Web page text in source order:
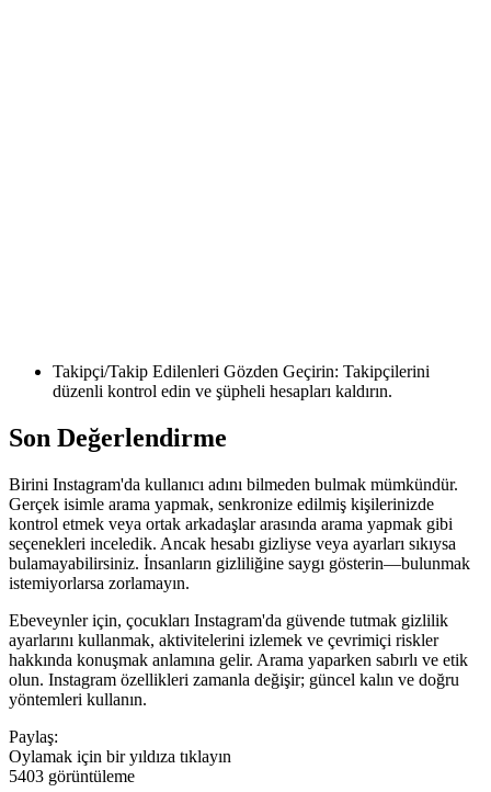
Takipçi/Takip Edilenleri Gözden Geçirin: Takipçilerini
düzenli kontrol edin ve şüpheli hesapları kaldırın.
Son Değerlendirme
Birini Instagram'da kullanıcı adını bilmeden bulmak mümkündür.
Gerçek isimle arama yapmak, senkronize edilmiş kişilerinizde
kontrol etmek veya ortak arkadaşlar arasında arama yapmak gibi
seçenekleri inceledik. Ancak hesabı gizliyse veya ayarları sıkıysa
bulamayabilirsiniz. İnsanların gizliliğine saygı gösterin—bulunmak
istemiyorlarsa zorlamayın.
Ebeveynler için, çocukları Instagram'da güvende tutmak gizlilik
ayarlarını kullanmak, aktivitelerini izlemek ve çevrimiçi riskler
hakkında konuşmak anlamına gelir. Arama yaparken sabırlı ve etik
olun. Instagram özellikleri zamanla değişir; güncel kalın ve doğru
yöntemleri kullanın.
Paylaş:
Oylamak için bir yıldıza tıklayın
5403 görüntüleme